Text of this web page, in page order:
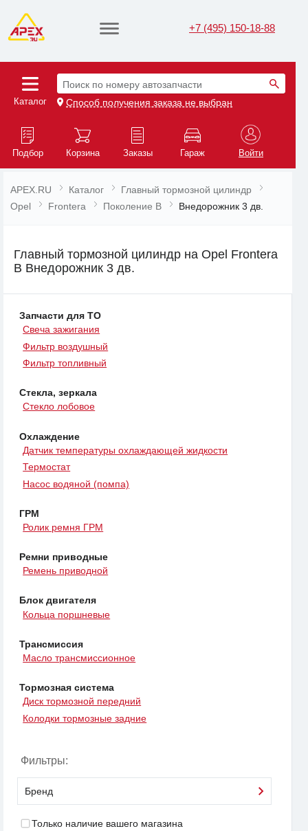
+7 (495) 150-18-88
Каталог
Поиск по номеру автозапчасти
Способ получения заказа не выбран
Подбор Корзина Заказы Гараж Войти
APEX.RU Каталог
Главный тормозной цилиндр
Opel
Frontera Поколение B Внедорожник 3 дв.
Главный тормозной цилиндр на Opel Frontera
B Внедорожник 3 дв.
Запчасти для ТО
Свеча зажигания
Фильтр воздушный
Фильтр топливный
Стекла, зеркала
Стекло лобовое
Охлаждение
Датчик температуры охлаждающей жидкости
Термостат
Насос водяной (помпа)
ГРМ
Ролик ремня ГРМ
Ремни приводные
Ремень приводной
Блок двигателя
Кольца поршневые
Трансмиссия
Масло трансмиссионное
Тормозная система
Диск тормозной передний
Колодки тормозные задние
Фильтры:
Бренд
Только наличие вашего магазина